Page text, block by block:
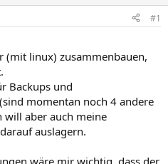
#1
(mit linux) zusammenbauen,
Backups und
momentan noch 4 andere
will aber auch meine
auslagern.
wäre mir wichtig, dass der